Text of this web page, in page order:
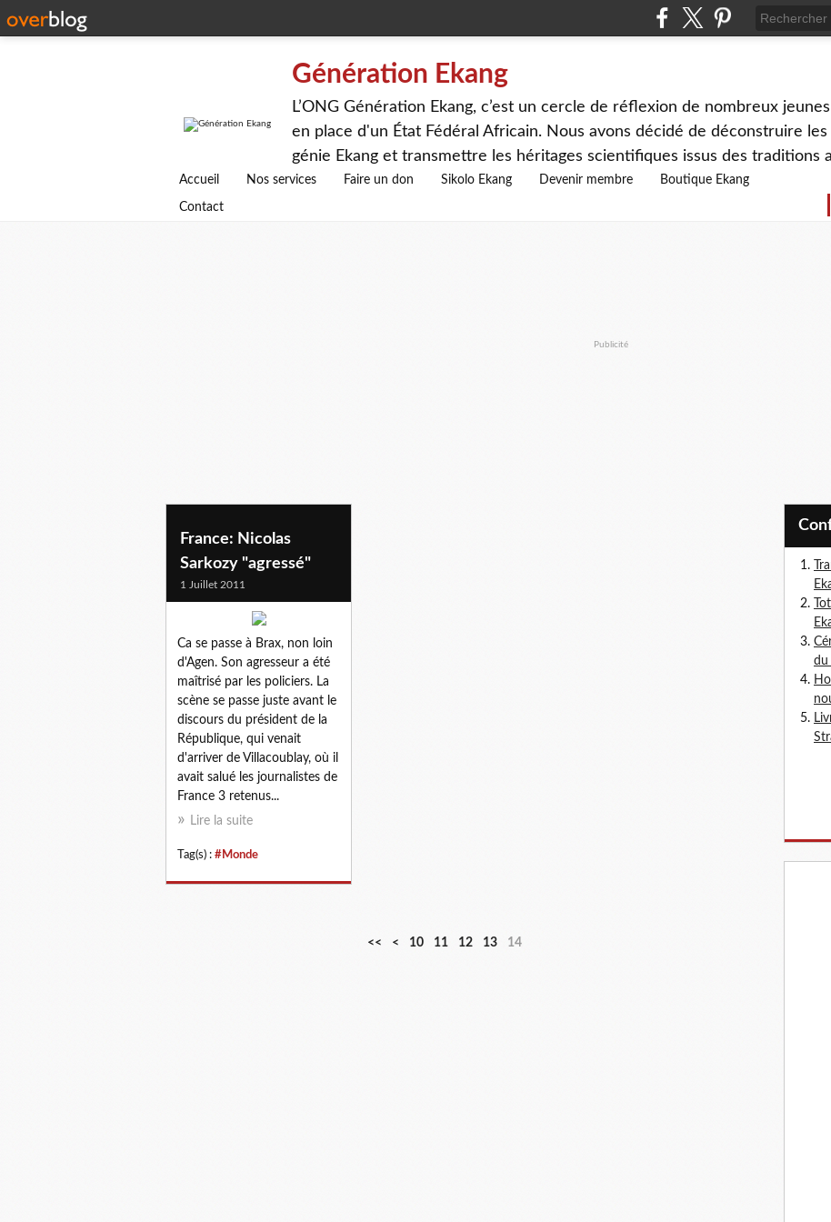
Génération Ekang
L’ONG Génération Ekang, c’est un cercle de réflexion de nombreux
en place d'un État Fédéral Africain. Nous avons décidé de déconstruire
génie Ekang et transmettre les héritages scientifiques issus des traditions
avenirs.
Accueil Nos services Faire un don Sikolo Ekang Devenir membre Boutique Ekang
Contact
Publicité
France: Nicolas
Sarkozy "agressé"
1 Juillet 2011
Ca se passe à Brax, non loin
d'Agen. Son agresseur a été
maîtrisé par les policiers. La
scène se passe juste avant le
discours du président de la
République, qui venait
d'arriver de Villacoublay, où il
avait salué les journalistes de
France 3 retenus...
Lire la suite
Tag(s) : #Monde
<< < 10 11 12 13 14
du